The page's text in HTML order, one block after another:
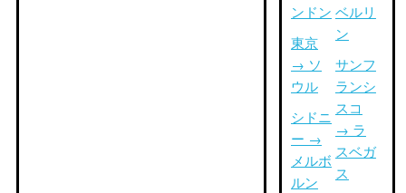
ンドン
東京
→ ソ
ウル
シドニ
ー →
メルボ
ルン
ベルリ
ン
サンフ
ランシ
スコ
→ ラ
スベガ
ス